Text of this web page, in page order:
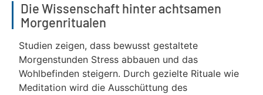
Die Wissenschaft hinter achtsamen
Morgenritualen
Studien zeigen, dass bewusst gestaltete
Morgenstunden Stress abbauen und das
Wohlbefinden steigern. Durch gezielte Rituale wie
Meditation wird die Ausschüttung des